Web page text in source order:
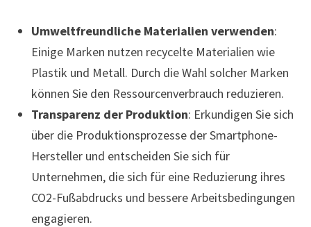
Umweltfreundliche Materialien verwenden:
Einige Marken nutzen recycelte Materialien wie
Plastik und Metall. Durch die Wahl solcher Marken
können Sie den Ressourcenverbrauch reduzieren.
Transparenz der Produktion: Erkundigen Sie sich
über die Produktionsprozesse der Smartphone-
Hersteller und entscheiden Sie sich für
Unternehmen, die sich für eine Reduzierung ihres
CO2-Fußabdrucks und bessere Arbeitsbedingungen
engagieren.